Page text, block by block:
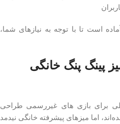
است تا با توجه به نیازهای شما،
پینگ پنگ خانگی
برای بازی‌ های غیررسمی طراحی
اما میزهای پیشرفته خانگی نیدمد